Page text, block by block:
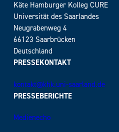
Käte Hamburger Kolleg CURE
Universität des Saarlandes
Neugrabenweg 4
66123 Saarbrücken
Deutschland
PRESSEKONTAKT
kontakt@khk.uni-saarland.de
PRESSEBERICHTE
Medienecho